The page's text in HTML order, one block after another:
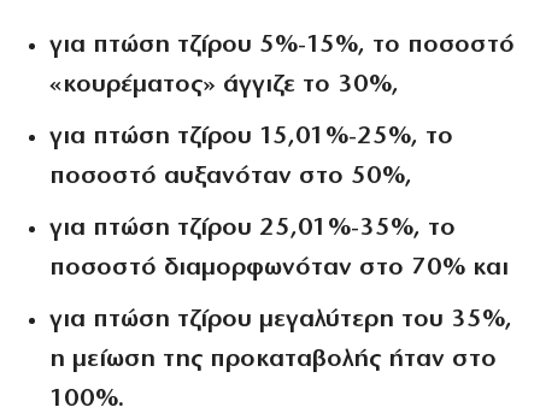
για πτώση τζίρου 5%-15%, το ποσοστό
«κουρέματος» άγγιζε το 30%,
για πτώση τζίρου 15,01%-25%, το
ποσοστό αυξανόταν στο 50%,
για πτώση τζίρου 25,01%-35%, το
ποσοστό διαμορφωνόταν στο 70% και
για πτώση τζίρου μεγαλύτερη του 35%,
η μείωση της προκαταβολής ήταν στο
100%.